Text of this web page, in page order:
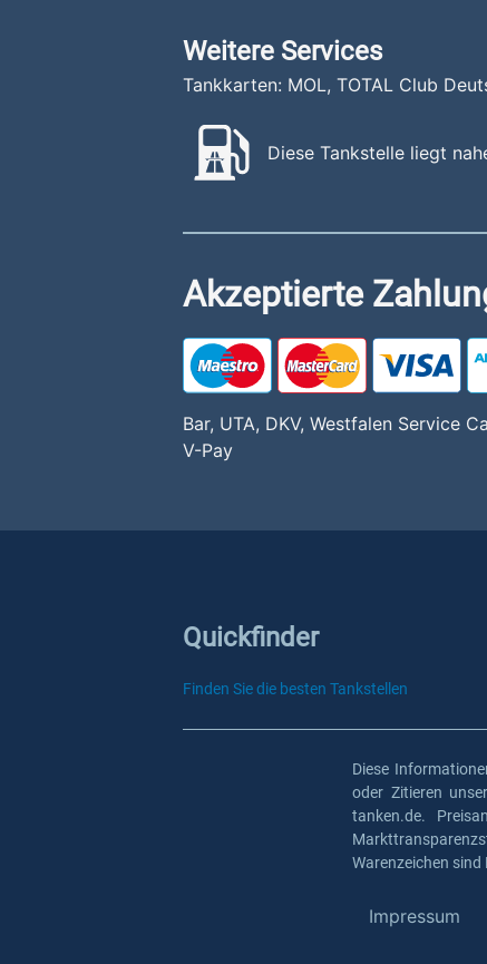
Weitere Services
Tankkarten: MOL, TOTAL Club
Diese Tankstelle liegt
Akzeptierte
Bar, UTA, DKV, Westfalen Service
V-Pay
Quickfinder
Finden Sie die besten Tankstellen
Diese
oder Zitieren
tanken.de.
Warenzeichen sind
Impressum